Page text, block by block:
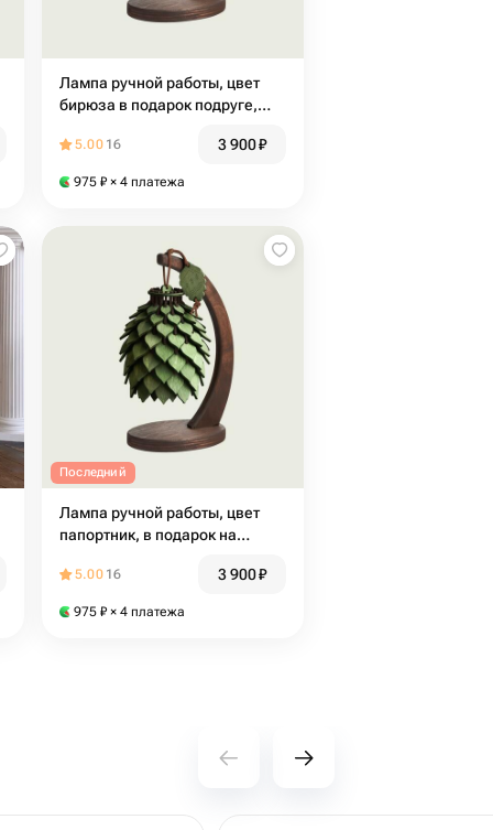
Лампа ручной работы, цвет
бирюза в подарок подруге,
сестре на новый год
5.00 16 3 900₽
975 ₽ × 4 платежа
Последний
Лампа ручной работы, цвет
папортник, в подарок на
5.00 16 3 900₽
975 ₽ × 4 платежа